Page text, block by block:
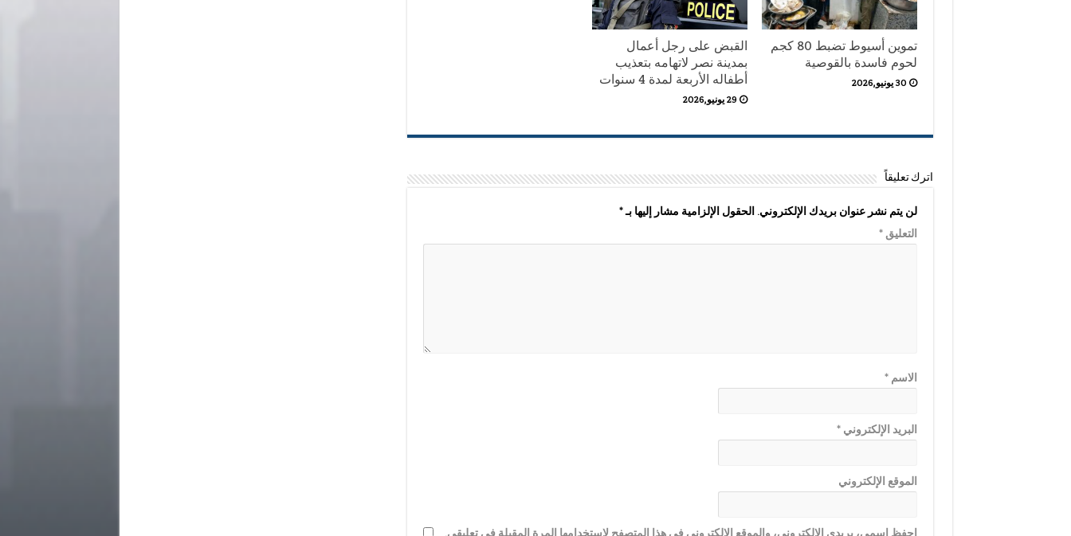
تموين أسيوط تضبط 80 كجم
لحوم فاسدة بالقوصية
30 يونيو,2026
القبض على رجل أعمال
بمدينة نصر لاتهامه بتعذيب
أطفاله الأربعة لمدة 4 سنوات
29 يونيو,2026
اترك تعليقاً
لن يتم نشر عنوان بريدك الإلكتروني. الحقول الإلزامية مشار إليها بـ*
التعليق*
الاسم*
البريد الإلكتروني*
الموقع الإلكتروني